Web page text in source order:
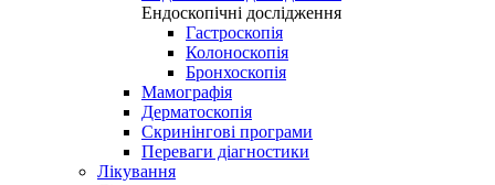
Ендоскопічні дослідження
Гастроскопія
Колоноскопія
Бронхоскопія
Мамографія
Дерматоскопія
Скринінгові програми
Переваги діагностики
Лікування